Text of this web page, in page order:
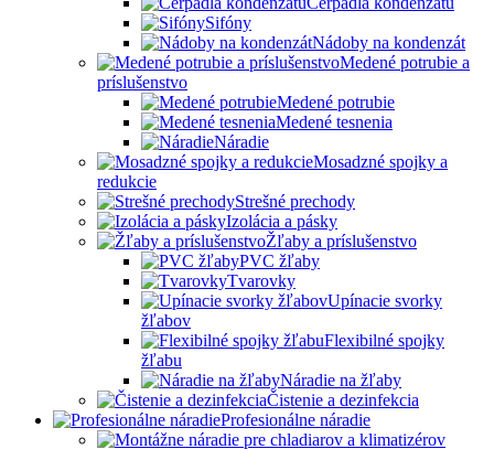
Sifóny
Nádoby na kondenzát
Medené potrubie a
príslušenstvo
Medené potrubie
Medené tesnenia
Náradie
Mosadzné spojky a
redukcie
Strešné prechody
Izolácia a pásky
Žľaby a príslušenstvo
PVC žľaby
Tvarovky
Upínacie svorky
žľabov
Flexibilné spojky
žľabu
Náradie na žľaby
Čistenie a dezinfekcia
Profesionálne náradie